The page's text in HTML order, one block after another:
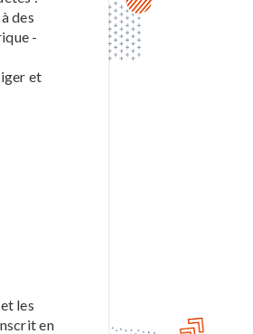
des
-
et
les
en